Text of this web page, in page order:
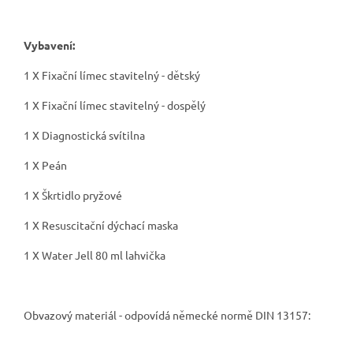
Vybavení:
1 X Fixační límec stavitelný - dětský
1 X Fixační límec stavitelný - dospělý
1 X Diagnostická svítilna
1 X Peán
1 X Škrtidlo pryžové
1 X Resuscitační dýchací maska
1 X Water Jell 80 ml lahvička
Obvazový materiál - odpovídá německé normě DIN 13157: